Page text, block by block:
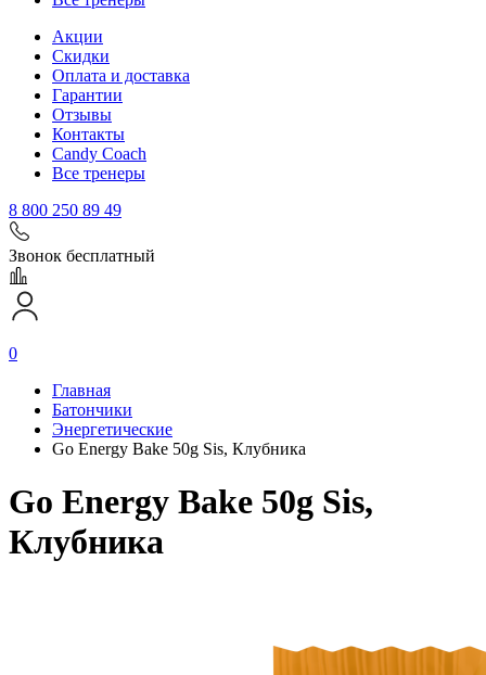
Акции
Скидки
Оплата и доставка
Гарантии
Отзывы
Контакты
Candy Coach
Все тренеры
8 800 250 89 49
Звонок бесплатный
0
Главная
Батончики
Энергетические
Go Energy Bake 50g Sis, Клубника
Go Energy Bake 50g Sis,
Клубника